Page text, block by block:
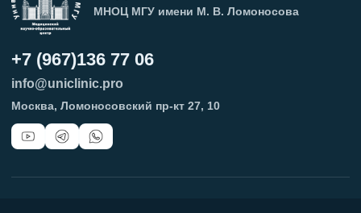
МНОЦ МГУ имени М. В. Ломоносова
+7 (967)136 77 06
info@uniclinic.pro
Москва, Ломоносовский пр-кт 27, 10